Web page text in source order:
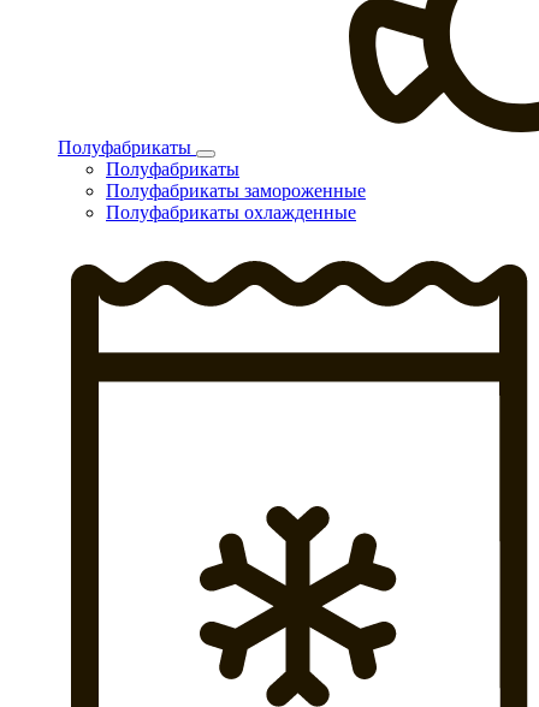
Полуфабрикаты
Полуфабрикаты
Полуфабрикаты замороженные
Полуфабрикаты охлажденные